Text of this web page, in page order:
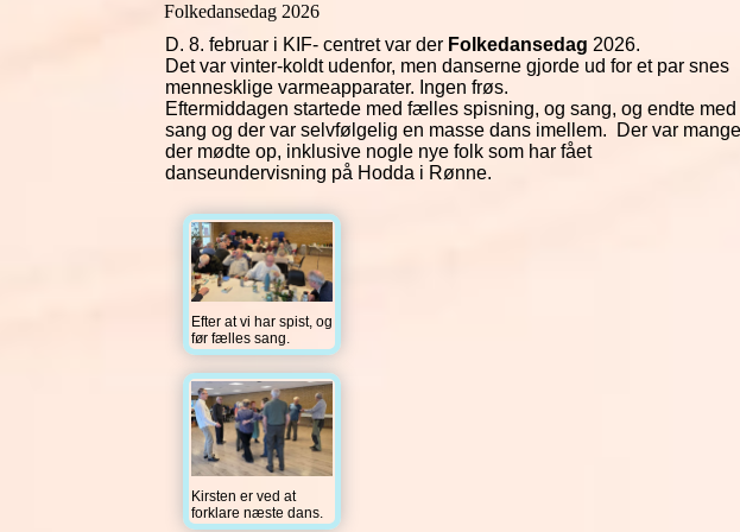
Folkedansedag 2026
D. 8. februar i KIF- centret var der Folkedansedag 2026.
Det var vinter-koldt udenfor, men danserne gjorde ud for et par snes
mennesklige varmeapparater. Ingen frøs.
Eftermiddagen startede med fælles spisning, og sang, og endte med
sang og der var selvfølgelig en masse dans imellem. Der var mange
der mødte op, inklusive nogle nye folk som har fået
danseundervisning på Hodda i Rønne.
Efter at vi har spist, og
før fælles sang.
Kirsten er ved at
forklare næste dans.